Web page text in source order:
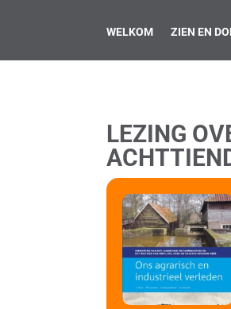
WELKOM ZIEN EN
LEZING